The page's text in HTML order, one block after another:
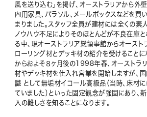
風を送り込む」を掲げ、オーストラリアから外
内用家具、パラソル、メールボックスなどを買
まりました。スタッフ全員が建材には全くの素
ノウハウ不足によりそのほとんどが不良在庫
る中、現オーストラリア総領事館からオースト
ローリング材とデッキ材の紹介を受けることに
からおよそ８ヶ月後の1998年春、オーストラ
材やデッキ材を仕入れ営業を開始しますが、
識 として無垢材イコール高級品（当時、床材
ていました）といった固定観念が強固にあり、
入の難しさを知ることになります。